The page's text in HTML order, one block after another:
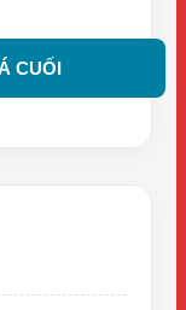
CUỐI